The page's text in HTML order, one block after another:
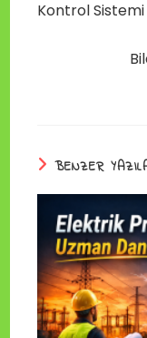
Kontrol Sistemi
BENZER